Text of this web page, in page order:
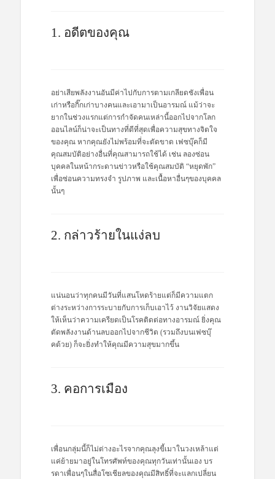
1. อดีตของคุณ
อย่าเสียพลังงานอันมีค่าไปกับการตามเกลียดชังเพื่อน
เก่าหรือกิ๊กเก่าบางคนและเอามาเป็นอารมณ์ แม้ว่าจะ
ยากในช่วงแรกแต่การกำจัดคนเหล่านี้ออกไปจากโลก
ออนไลน์ก็น่าจะเป็นทางที่ดีที่สุดเพื่อความสุขทางจิตใจ
ของคุณ หากคุณยังไม่พร้อมที่จะตัดขาด เฟซบุ๊คก็มี
คุณสมบัติอย่างอื่นที่คุณสามารถใช้ได้ เช่น ลองซ่อน
บุคคลในหน้ากระดานข่าวหรือใช้คุณสมบัติ “หยุดพัก”
เพื่อซ่อนความทรงจำ รูปภาพ และเนื้อหาอื่นๆของบุคคล
นั้นๆ
2. กล่าวร้ายในแง่ลบ
แน่นอนว่าทุกคนมีวันที่แสนโหดร้ายแต่ก็มีความแตก
ต่างระหว่างการระบายกับการเก็บเอาไว้ งานวิจัยแสดง
ให้เห็นว่าความเครียดเป็นโรคติดต่อทางอารมณ์ ยิ่งคุณ
ตัดพลังงานด้านลบออกไปจากชีวิต (รวมถึงบนเฟซบุ๊
คด้วย) ก็จะยิ่งทำให้คุณมีความสุขมากขึ้น
3. คอการเมือง
เพื่อนกลุ่มนี้ก็ไม่ต่างอะไรจากคุณลุงขี้เมาในวงเหล้าแต่
แค่ย้ายมาอยู่ในโทรศัพท์ของคุณทุกวันเท่านั้นเอง บร
รดาเพื่อนๆในสื่อโซเชียลของคุณมีสิทธิ์ที่จะแลกเปลี่ยน